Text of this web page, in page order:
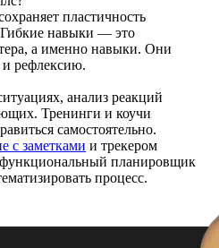
пластичность
навыки — это
а именно навыки. Они
и рефлексию.
анализ реакций
Тренинги и коучи
самостоятельно.
с заметками и трекером
планировщик
процесс.